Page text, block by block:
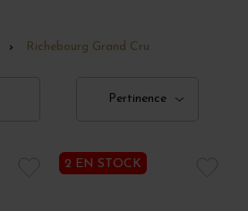
Richebourg Grand Cru
Pertinence
2 EN STOCK